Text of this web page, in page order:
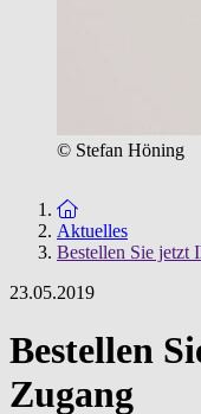
© Stefan Höning
Zur Startseite
Aktuelles
Bestellen Sie jetzt
23.05.2019
Bestellen
Zugang